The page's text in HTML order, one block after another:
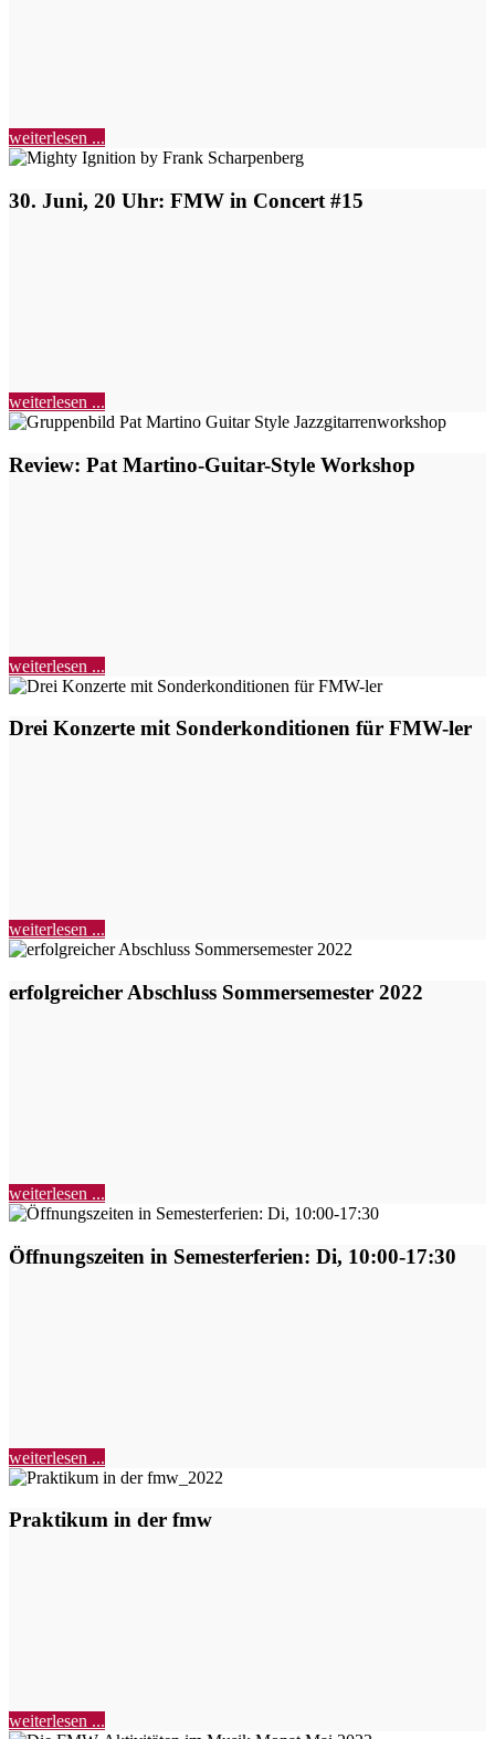
weiterlesen ...
30. Juni, 20 Uhr: FMW in Concert #15
weiterlesen ...
Review: Pat Martino-Guitar-Style Workshop
weiterlesen ...
Drei Konzerte mit Sonderkonditionen für FMW-ler
weiterlesen ...
erfolgreicher Abschluss Sommersemester 2022
weiterlesen ...
Öffnungszeiten in Semesterferien: Di, 10:00-17:30
weiterlesen ...
Praktikum in der fmw
weiterlesen ...